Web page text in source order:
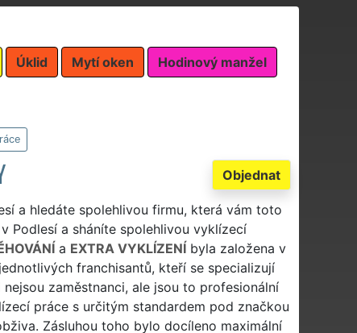
Úklid Mytí oken Hodinový manžel
Objednat
a hledáte spolehlivou firmu, která vám toto
Podlesí a sháníte spolehlivou vyklízecí
a EXTRA VYKLÍZENÍbyla založena v
franchisantů, kteří se specializují
zaměstnanci, ale jsou to profesionální
práce s určitým standardem pod značkou
Zásluhou toho bylo docíleno maximální